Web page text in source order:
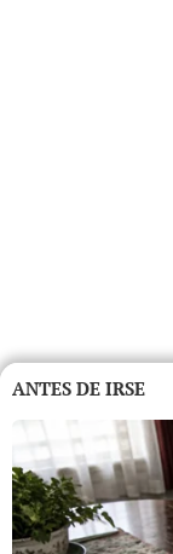
ANTES DE IRSE